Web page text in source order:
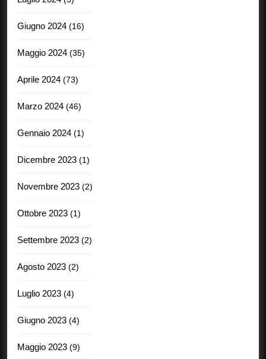
Giugno 2024 (16)
Maggio 2024 (35)
Aprile 2024 (73)
Marzo 2024 (46)
Gennaio 2024 (1)
Dicembre 2023 (1)
Novembre 2023 (2)
Ottobre 2023 (1)
Settembre 2023 (2)
Agosto 2023 (2)
Luglio 2023 (4)
Giugno 2023 (4)
Maggio 2023 (9)